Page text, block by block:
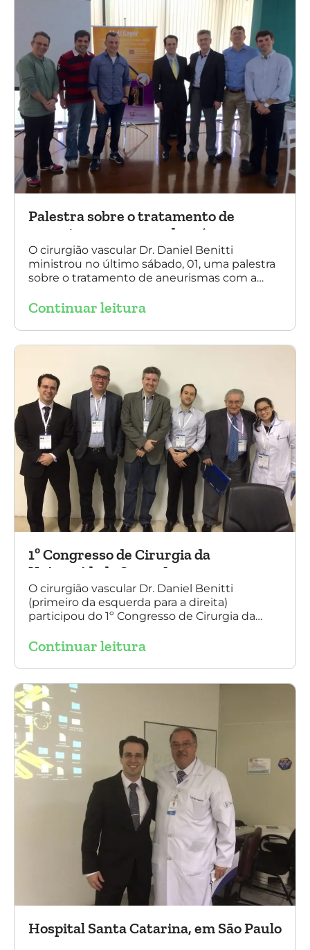
Palestra sobre o tratamento de
aneurismas com a endoprótese
multilayer, em Porto Alegre
O cirurgião vascular Dr. Daniel Benitti
ministrou no último sábado, 01, uma palestra
sobre o tratamento de aneurismas com a
foto, Dr. Daniel Benitti (ao centro) com os
Angiologia e Cirurgia Vascular do Rio Grande
do Sul.
Continuar leitura
1º Congresso de Cirurgia da
Universidade Santo Amaro
O cirurgião vascular Dr. Daniel Benitti
(primeiro da esquerda para a direita)
participou do 1º Congresso de Cirurgia da
de cirurgia endovascular. O evento também
Amato e do Dr. Adnam Neser.
Continuar leitura
Hospital Santa Catarina, em São Paulo